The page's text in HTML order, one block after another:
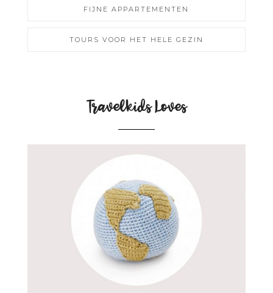
FIJNE APPARTEMENTEN
TOURS VOOR HET HELE GEZIN
Travelkids Loves